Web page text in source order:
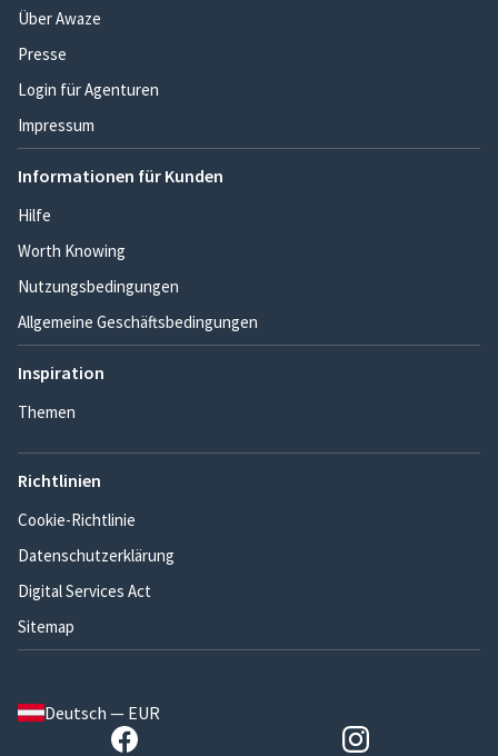
Über Awaze
Presse
Login für Agenturen
Impressum
Informationen für Kunden
Hilfe
Worth Knowing
Nutzungsbedingungen
Allgemeine Geschäftsbedingungen
Inspiration
Themen
Richtlinien
Cookie-Richtlinie
Datenschutzerklärung
Digital Services Act
Sitemap
Deutsch — EUR